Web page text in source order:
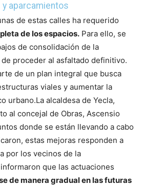
y aparcamientos
de estas calles ha requerido
de los espacios. Para ello, se
de consolidación de la
proceder al asfaltado definitivo.
de un plan integral que busca
viales y aumentar la
urbano.La alcaldesa de Yecla,
al concejal de Obras, Ascensio
donde se están llevando a cabo
estas mejoras responden a
por los vecinos de la
que las actuaciones
de manera gradual en las futuras